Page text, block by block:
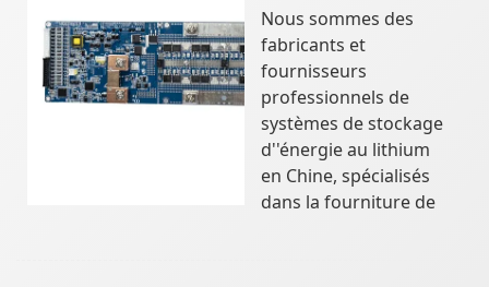
Nous sommes des
fabricants et
fournisseurs
professionnels de
systèmes de stockage
d''énergie au lithium
en Chine, spécialisés
dans la fourniture de